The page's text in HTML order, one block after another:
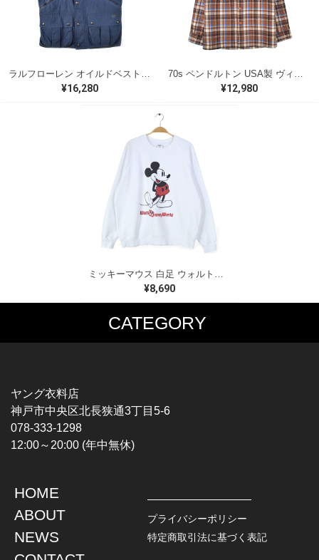
¥16,280 ¥12,980
ミッキーマウス 白足 ウォルトディズニーオフィシャル スウェット ホワイト WALT DISNEY WORLD ウォルトディズニーオフィシャル サイズXL相当 古着 CF0995
¥8,690
CATEGORY
MUSIC TEE
HARDCORE / PUNK
PROGLESSIVE ROCK
POPS
SOUL / R&B
T-SHIRTS
CHAMPION
TOPS
L / S SHIRT
S / S SHIRT
JACKET
DENIM
LEATHER
ヤング衣料店
神戸市中央区北長狭通3丁目5-6
078-333-1298
12:00～20:00 (年中無休)
HOME
ABOUT
NEWS
プライバシーポリシー
特定商取引法に基づく表記